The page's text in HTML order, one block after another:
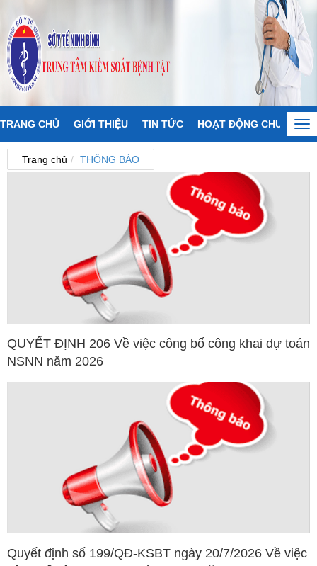
TRANG CHỦ GIỚI THIỆU TIN TỨC HOẠT ĐỘNG CHUYÊN
Trang chủ
THÔNG BÁO
QUYẾT ĐỊNH 206 Về việc công bố công khai dự toán
NSNN năm 2026
Quyết định số 199/QĐ-KSBT ngày 20/7/2026 Về việc